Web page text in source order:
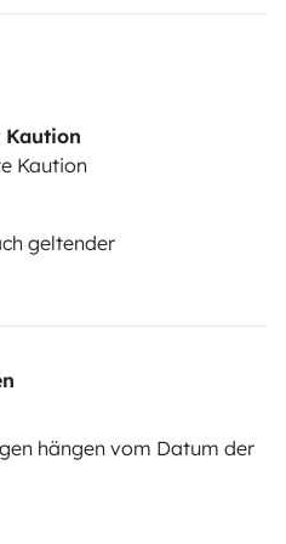
Kaution
Kaution
geltender
hängen vom Datum der